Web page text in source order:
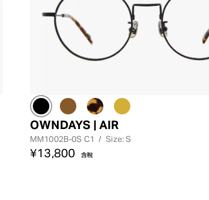
OWNDAYS | AIR
MM1002B-0S C1 / Size: S
¥13,800 含稅